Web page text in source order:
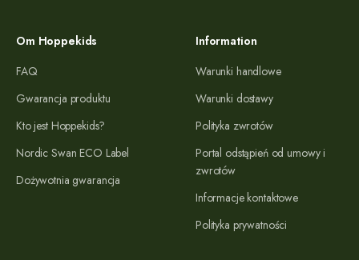
Om Hoppekids
FAQ
Gwarancja produktu
Kto jest Hoppekids?
Nordic Swan ECO Label
Dożywotnia gwarancja
Information
Warunki handlowe
Warunki dostawy
Polityka zwrotów
Portal odstąpień od umowy i
zwrotów
Informacje kontaktowe
Polityka prywatności